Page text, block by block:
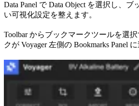
Data Panel で Data Object を選択し、
い可視化設定を整えます。
Toolbar からブックマークツールを選
クが Voyager 左側の Bookmarks Panel